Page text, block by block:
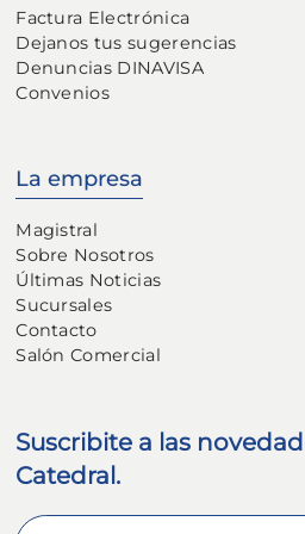
Factura Electrónica
Dejanos tus sugerencias
Denuncias DINAVISA
Convenios
La empresa
Magistral
Sobre Nosotros
Últimas Noticias
Sucursales
Contacto
Salón Comercial
Suscribite a las
Catedral.